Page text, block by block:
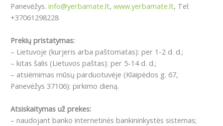
Panevėžys. info@yerbamate.lt, www.yerbamate.lt, Tel:
+37061298228
Prekių pristatymas:
– Lietuvoje (kurjeris arba paštomatas): per 1-2 d. d.;
– kitas šalis (Lietuvos paštas): per 5-14 d. d.;
– atsiėmimas mūsų parduotuvėje (Klaipėdos g. 67,
Panevėžys 37106): pirkimo dieną.
Atsiskaitymas už prekes:
– naudojant banko internetinės bankininkystės sistemas;